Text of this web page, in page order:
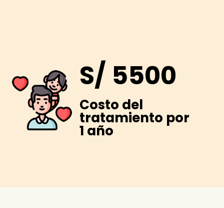
S/ 5500
Costo del
tratamiento por
1 año